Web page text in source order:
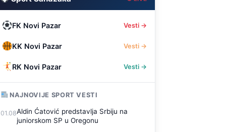
FK Novi Pazar Vesti →
KK Novi Pazar Vesti →
RK Novi Pazar Vesti →
NAJNOVIJE SPORT VESTI
01.08Aldin Ćatović predstavlja Srbiju na
juniorskom SP u Oregonu